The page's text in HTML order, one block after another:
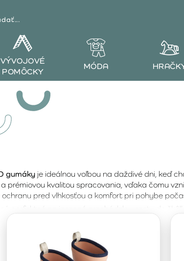
VÝVOJOVÉ
POMÔCKY
MÓDA
gumáky je ideálnou voľbou na daždivé dni, keď
prémiovou kvalitou spracovania, vďaka čomu
pred vlhkosťou a komfort pri pohybe
sú perfektné na jesenné prechádzky, cestu do
chodníky a klzke povrchy s väčšou istotou.
LIEWOOD
sú určené rodinám, ktoré
počas daždivých mesiacov a vydrží viac než